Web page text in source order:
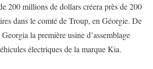
200 millions de dollars créera près de 200
dans le comté de Troup, en Géorgie. De
la première usine d’assemblage
électriques de la marque Kia.